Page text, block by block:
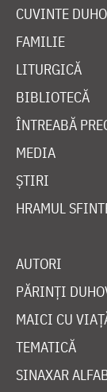
CUVINTE
FAMILIE
LITURGICĂ
BIBLIOTECĂ
ÎNTREABĂ
MEDIA
ȘTIRI
HRAMUL
AUTORI
PĂRINȚI
MAICI CU
TEMATICĂ
SINAXAR